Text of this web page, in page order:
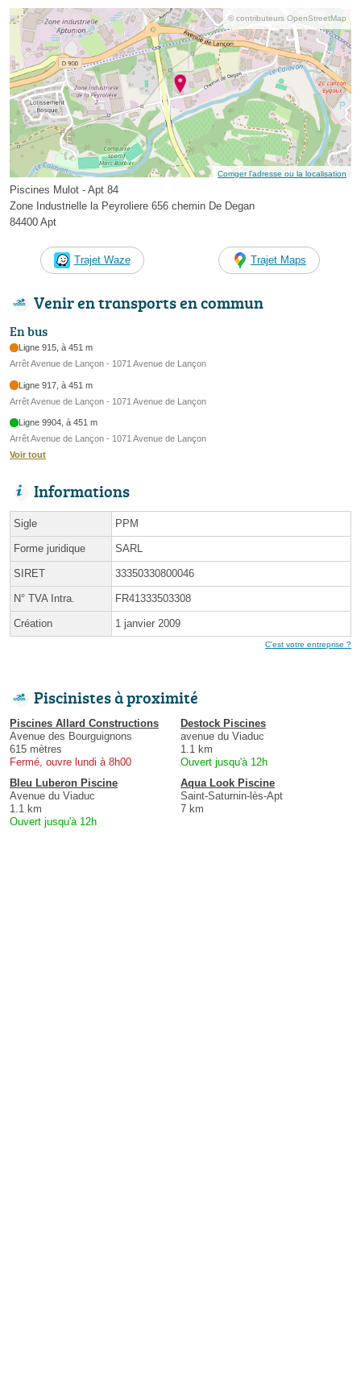
© contributeurs OpenStreetMap
Corriger l’adresse ou la localisation
Piscines Mulot - Apt 84
Zone Industrielle la Peyroliere 656 chemin De Degan
84400 Apt
Trajet Waze Trajet Maps
Venir en transports en commun
En bus
Ligne 915, à 451 m
Arrêt Avenue de Lançon - 1071 Avenue de Lançon
Ligne 917, à 451 m
Arrêt Avenue de Lançon - 1071 Avenue de Lançon
Ligne 9904, à 451 m
Arrêt Avenue de Lançon - 1071 Avenue de Lançon
Voir tout
Informations
Sigle PPM
Forme juridique SARL
SIRET 33350330800046
N° TVA Intra. FR41333503308
Création 1 janvier 2009
C'est votre entreprise ?
Piscinistes à proximité
Piscines Allard Constructions
Avenue des Bourguignons
615 mètres
Fermé, ouvre lundi à 8h00
Destock Piscines
avenue du Viaduc
1.1 km
Ouvert jusqu'à 12h
Bleu Luberon Piscine
Avenue du Viaduc
1.1 km
Ouvert jusqu'à 12h
Aqua Look Piscine
Saint-Saturnin-lès-Apt
7 km